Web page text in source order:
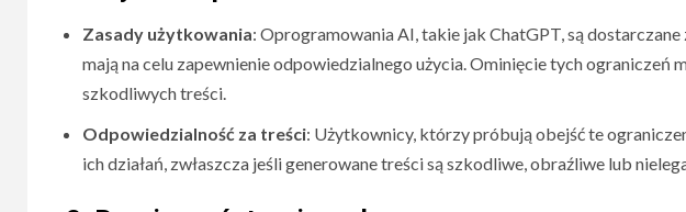
Zasady użytkowania: Oprogramowania AI, takie jak ChatGPT, są
mają na celu zapewnienie odpowiedzialnego użycia. Ominięcie tych ograniczeń
szkodliwych treści.
Odpowiedzialność za treści: Użytkownicy, którzy próbują obejść te
ich działań, zwłaszcza jeśli generowane treści są szkodliwe, obraźliwe lub